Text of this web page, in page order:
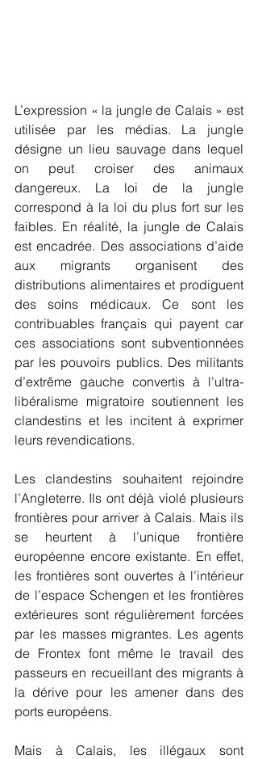
L’expression « la jungle de Calais » est
utilisée par les médias. La jungle
désigne un lieu sauvage dans lequel
on peut croiser des animaux
dangereux. La loi de la jungle
correspond à la loi du plus fort sur les
faibles. En réalité, la jungle de Calais
est encadrée. Des associations d’aide
aux migrants organisent des
distributions alimentaires et prodiguent
des soins médicaux. Ce sont les
contribuables français qui payent car
ces associations sont subventionnées
par les pouvoirs publics. Des militants
d’extrême gauche convertis à l’ultra-
libéralisme migratoire soutiennent les
clandestins et les incitent à exprimer
leurs revendications.
Les clandestins souhaitent rejoindre
l’Angleterre. Ils ont déjà violé plusieurs
frontières pour arriver à Calais. Mais ils
se heurtent à l’unique frontière
européenne encore existante. En effet,
les frontières sont ouvertes à l’intérieur
de l’espace Schengen et les frontières
extérieures sont régulièrement forcées
par les masses migrantes. Les agents
de Frontex font même le travail des
passeurs en recueillant des migrants à
la dérive pour les amener dans des
ports européens.
Mais à Calais, les illégaux sont